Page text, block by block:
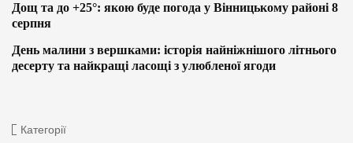
Дощ та до +25°: якою буде погода у Вінницькому районі 8
серпня
День малини з вершками: історія найніжнішого літнього
десерту та найкращі ласощі з улюбленої ягоди
Категорії